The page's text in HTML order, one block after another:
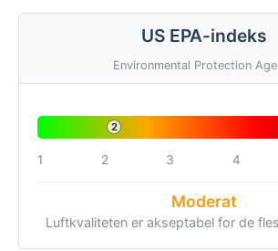
US EPA-indeks
Environmental Protection
2
1 2 3 4
Moderat
Luftkvaliteten er akseptabel for de